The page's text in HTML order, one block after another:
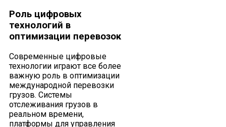
Роль цифровых
технологий в
оптимизации перевозок
Современные цифровые
технологии играют все более
важную роль в оптимизации
международной перевозки
грузов. Системы
отслеживания грузов в
реальном времени,
платформы для управления